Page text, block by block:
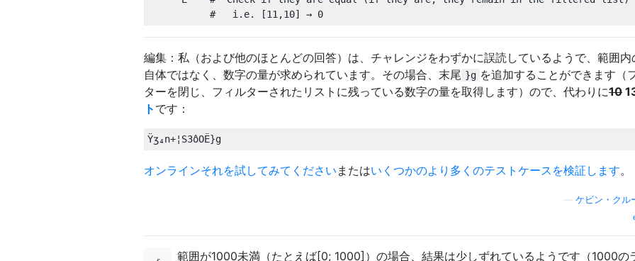
#   i.e. [11,10] → 0
編集：私（および他のほとんどの回答）は、チャレンジをわずかに誤読しているようで、範囲内
自体ではなく、数字の量が求められています。その場合、末尾 }g を追加することができます（
ターを閉じ、フィルターされたリストに残っている数字の量を取得します）ので、代わりに10
ト です：
Ÿʒ₄n+¦ S3ôOË}g
オンラインそれを試してみてください またはいくつかのより多くのテストケースを検証します。
ケビン・クル
範囲が1000未満（たとえば[0; 1000]）の場合、結果は少しずれているようです（1000の